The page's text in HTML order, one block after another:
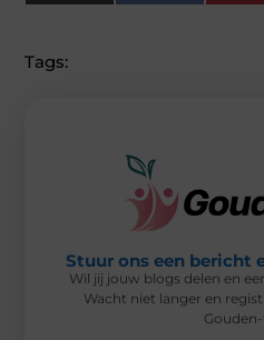
( A I
Tags:
Stuur ons een bericht
Wil jij jouw blogs delen en
Wacht niet langer en